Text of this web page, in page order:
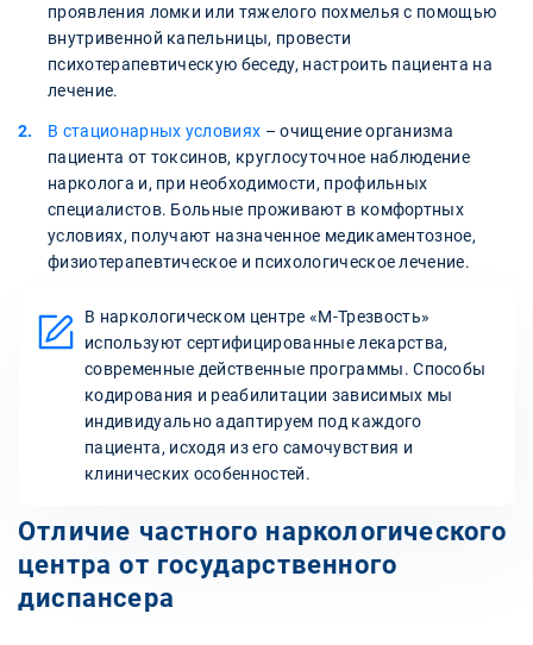
проявления ломки или тяжелого похмелья с помощью
внутривенной капельницы, провести
психотерапевтическую беседу, настроить пациента на
лечение.
В стационарных условиях – очищение организма
пациента от токсинов, круглосуточное наблюдение
нарколога и, при необходимости, профильных
специалистов. Больные проживают в комфортных
условиях, получают назначенное медикаментозное,
физиотерапевтическое и психологическое лечение.
В наркологическом центре «М-Трезвость»
используют сертифицированные лекарства,
современные действенные программы. Способы
кодирования и реабилитации зависимых мы
индивидуально адаптируем под каждого
пациента, исходя из его самочувствия и
клинических особенностей.
Отличие частного наркологического
центра от государственного
диспансера